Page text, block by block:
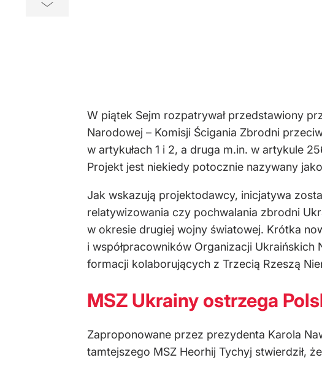
W piątek Sejm rozpatrywał przedstawiony
Narodowej – Komisji Ścigania Zbrodni
w artykułach 1 i 2, a druga m.in. w artykule
Projekt jest niekiedy potocznie nazywany
Jak wskazują projektodawcy, inicjatywa
relatywizowania czy pochwalania zbrodni
w okresie drugiej wojny światowej. Krótka
i współpracowników Organizacji
formacji kolaborujących z Trzecią Rzeszą
MSZ Ukrainy ostrzega
Zaproponowane przez prezydenta Karola
tamtejszego MSZ Heorhij Tychyj stwierdził,